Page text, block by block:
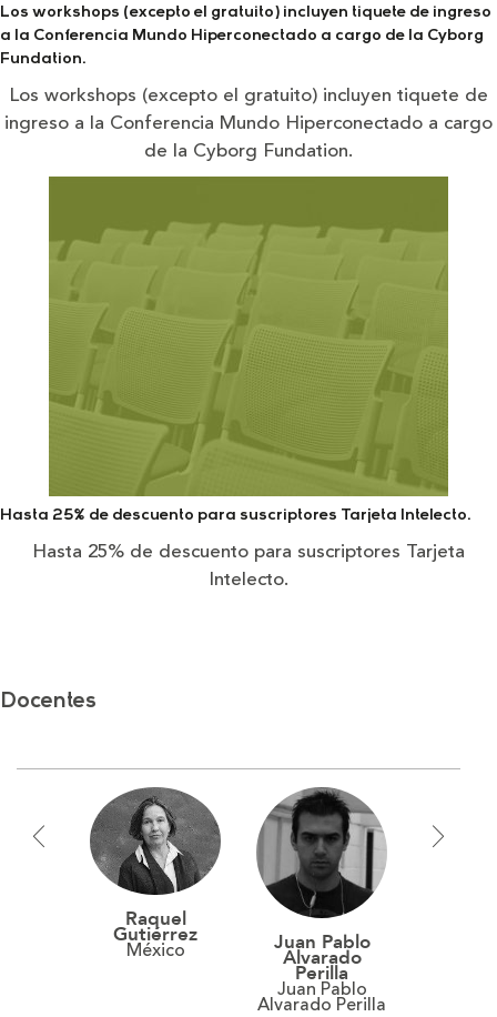
Los workshops (excepto el gratuito) incluyen tiquete de ingreso
a la Conferencia Mundo Hiperconectado a cargo de la Cyborg
Fundation.
Los workshops (excepto el gratuito) incluyen tiquete de
ingreso a la Conferencia Mundo Hiperconectado a cargo
de la Cyborg Fundation.
Hasta 25% de descuento para suscriptores Tarjeta Intelecto.
Hasta 25% de descuento para suscriptores Tarjeta
Intelecto.
Docentes
Raquel
Gutiérrez
México Juan Pablo
Alvarado
Perilla
Juan Pablo
Alvarado Perilla